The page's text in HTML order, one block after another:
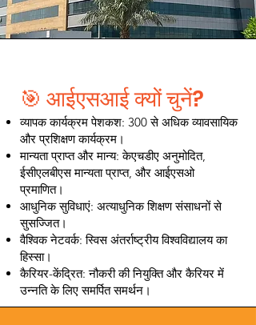
🎯 आईएसआई क्यों चुनें?
व्यापक कार्यक्रम पेशकश: 300 से अधिक व्यावसायिक
और प्रशिक्षण कार्यक्रम।
मान्यता प्राप्त और मान्य: केएचडीए अनुमोदित,
ईसीएलबीएस मान्यता प्राप्त, और आईएसओ
प्रमाणित।
आधुनिक सुविधाएं: अत्याधुनिक शिक्षण संसाधनों से
सुसज्जित।
वैश्विक नेटवर्क: स्विस अंतर्राष्ट्रीय विश्वविद्यालय का
हिस्सा।
कैरियर-केंद्रित: नौकरी की नियुक्ति और कैरियर में
उन्नति के लिए समर्पित समर्थन।